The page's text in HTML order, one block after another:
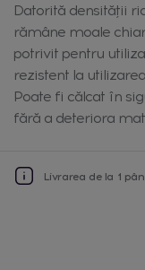
Datorită densității
rămâne moale
potrivit pentru
rezistent la
Poate fi călcat în
fără a deteriora
Livrarea de la 1